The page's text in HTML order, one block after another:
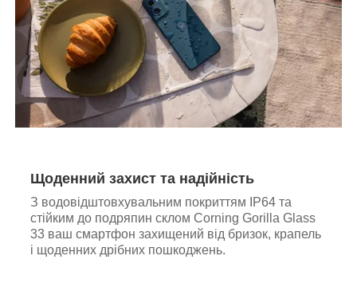
Щоденний захист та надійність
З водовідштовхувальним покриттям IP64 та
стійким до подряпин склом Corning Gorilla Glass
33 ваш смартфон захищений від бризок, крапель
і щоденних дрібних пошкоджень.